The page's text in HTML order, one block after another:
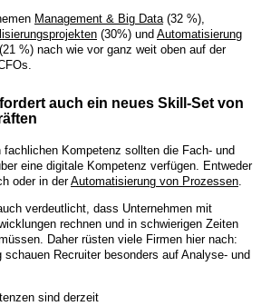
Management & Big Data(32 %),
(30%) und Automatisierung
(21 %) nach wie vor ganz weit oben auf der
auch ein neues Skill-Set von
fachlichen Kompetenz sollten die Fach- und
eine digitale Kompetenz verfügen. Entweder
oder in derAutomatisierung von Prozessen.
verdeutlicht, dass Unternehmen mit
rechnen und in schwierigen Zeiten
Daher rüsten viele Firmen hier nach:
schauen Recruiter besonders auf Analyse- und
sind derzeit